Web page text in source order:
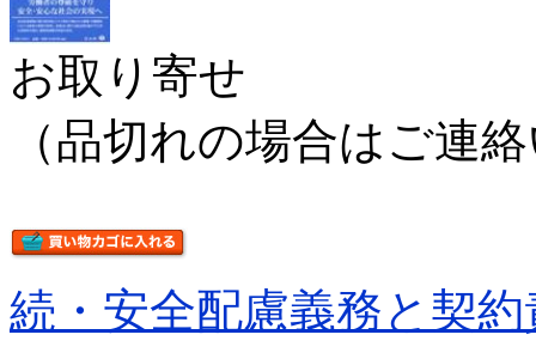
お取り寄せ
（品切れの場合はご連
続・安全配慮義務と契